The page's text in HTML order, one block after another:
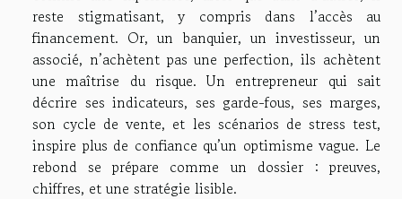
reste stigmatisant, y compris dans l’accès au
financement. Or, un banquier, un investisseur, un
associé, n’achètent pas une perfection, ils achètent
une maîtrise du risque. Un entrepreneur qui sait
décrire ses indicateurs, ses garde-fous, ses marges,
son cycle de vente, et les scénarios de stress test,
inspire plus de confiance qu’un optimisme vague. Le
rebond se prépare comme un dossier : preuves,
chiffres, et une stratégie lisible.